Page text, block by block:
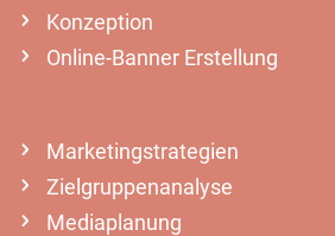
Konzeption
Online-Banner Erstellung
Marketingstrategien
Zielgruppenanalyse
Mediaplanung